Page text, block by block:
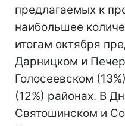
предлагаемых к
наибольшее
итогам октября
Дарницком и
Голосеевском
(12%) районах. В
Святошинском и